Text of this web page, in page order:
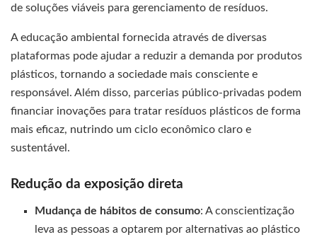
de soluções viáveis para gerenciamento de resíduos.
A educação ambiental fornecida através de diversas
plataformas pode ajudar a reduzir a demanda por produtos
plásticos, tornando a sociedade mais consciente e
responsável. Além disso, parcerias público-privadas podem
financiar inovações para tratar resíduos plásticos de forma
mais eficaz, nutrindo um ciclo econômico claro e
sustentável.
Redução da exposição direta
Mudança de hábitos de consumo: A conscientização
leva as pessoas a optarem por alternativas ao plástico